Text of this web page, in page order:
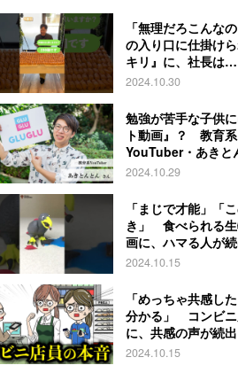
「無理だろこんな
の入り口に仕掛け
キリ』に、社長は…
2024.10.30
勉強が苦手な子供
ト動画』？ 教育系
YouTuber・あきと
略とは
2024.10.29
「まじで才能」「
き」 食べられる
画に、ハマる人が続
2024.10.15
「めっちゃ共感し
分かる」 コンビニ
に、共感の声が続出
2024.10.15